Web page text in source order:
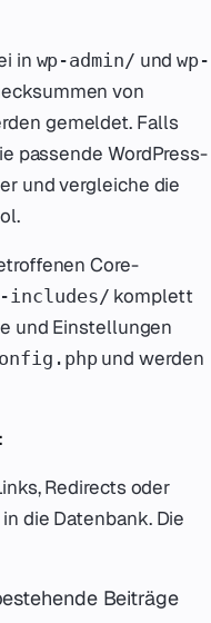
in wp-admin/ undwp-
von
gemeldet. Falls
passende WordPress-
und vergleiche die
Core-
includes/ komplett
und Einstellungen
und werden
Redirects oder
die Datenbank. Die
Beiträge